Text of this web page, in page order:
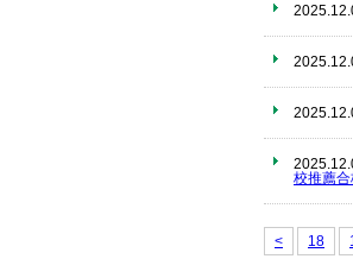
校推薦合
< 18